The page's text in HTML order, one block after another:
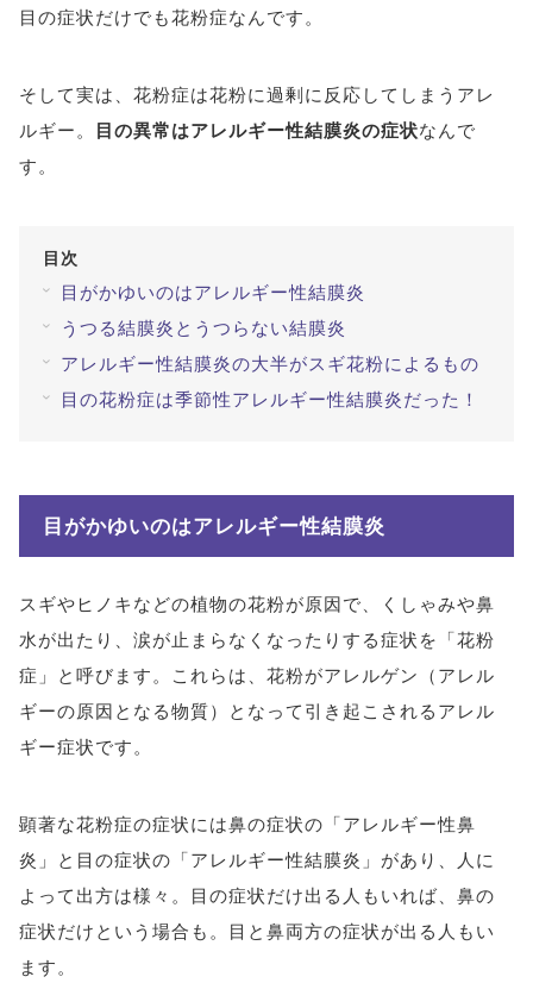
検索する
検索
目の症状だけでも花粉症なんです。
そして実は、花粉症は花粉に過剰に反応してしまうアレ
ルギー。
目の異常はアレルギー性結膜炎の症状なんで
す。
目次
目がかゆいのはアレルギー性結膜炎
うつる結膜炎とうつらない結膜炎
アレルギー性結膜炎の大半がスギ花粉によるもの
目の花粉症は季節性アレルギー性結膜炎だった！
目がかゆいのはアレルギー性結膜炎
スギやヒノキなどの植物の花粉が原因で、くしゃみや鼻
水が出たり、涙が止まらなくなったりする症状を「花粉
症」と呼びます。これらは、花粉がアレルゲン（アレル
ギーの原因となる物質）となって引き起こされるアレル
ギー症状です。
顕著な花粉症の症状には鼻の症状の「アレルギー性鼻
炎」と目の症状の「アレルギー性結膜炎」があり、人に
よって出方は様々。目の症状だけ出る人もいれば、鼻の
症状だけという場合も。目と鼻両方の症状が出る人もい
ます。